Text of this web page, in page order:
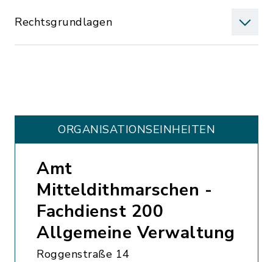
Rechtsgrundlagen
ORGANISATIONS­EINHEITEN
Amt
Mitteldithmarschen -
Fachdienst 200
Allgemeine Verwaltung
Roggenstraße 14